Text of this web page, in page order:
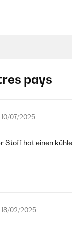
grande ma
22/11/2023
pays
10/07/2025
Stoff hat einen
18/02/2025